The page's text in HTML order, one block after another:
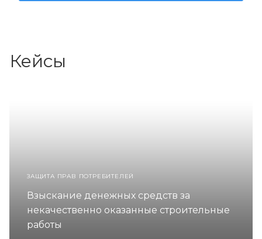
Кейсы
ЗАЩИТА ПРАВ ПОТРЕБИТЕЛЕЙ
Взыскание денежных средств за
некачественно оказанные строительные
работы